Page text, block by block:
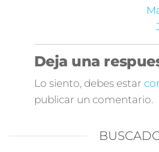
Deja una
Lo siento, debes estar
publicar un comentario.